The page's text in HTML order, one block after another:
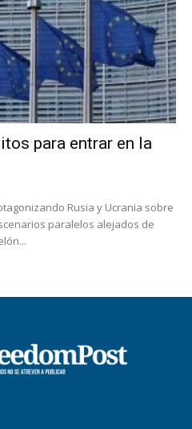
para entrar en la
Rusia y Ucrania sobre
paralelos alejados de